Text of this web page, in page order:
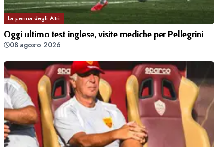
La penna degli Altri
Oggi ultimo test inglese, visite mediche per Pellegrini
08 agosto 2026